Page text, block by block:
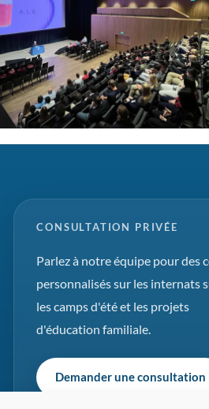
CONSULTATION PRIVÉE
Parlez à notre équipe pour des
personnalisés sur les internats
les camps d'été et les projets
d'éducation familiale.
Demander une consultation